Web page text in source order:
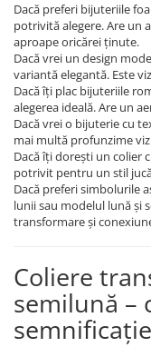
Dacă preferi bijuteriile
potrivită alegere. Are un
aproape oricărei ținute.
Dacă vrei un design
variantă elegantă. Este
Dacă îți plac bijuteriile
alegerea ideală. Are un
Dacă vrei o bijuterie cu
mai multă profunzime
Dacă îți dorești un colier
potrivit pentru un stil
Dacă preferi simbolurile
lunii sau modelul lună și
transformare și
Coliere
semilună –
semnificație